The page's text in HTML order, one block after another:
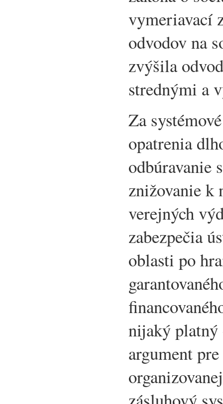
vymeriavací
odvodov na
zvýšila
strednými a
Za
opatrenia
odbúravanie
znižovanie k
verejných
zabezpečia
oblasti po
nijaký platný
argument